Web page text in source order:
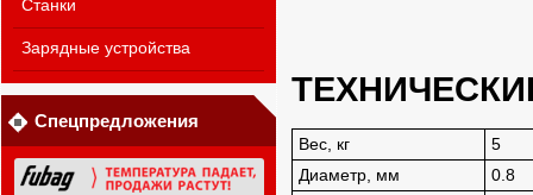
Станки
Зарядные устройства
Спецпредложения
Вес, кг
5
Диаметр, мм
0.8